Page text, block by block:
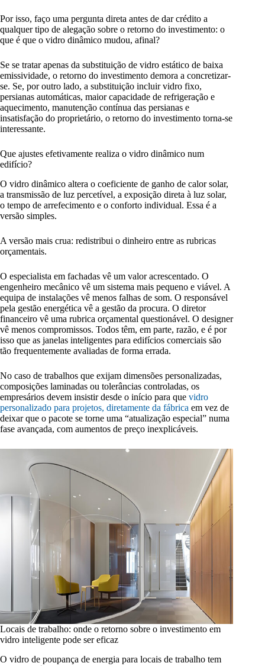
Por isso, faço uma pergunta direta antes de dar crédito a
qualquer tipo de alegação sobre o retorno do investimento: o
que é que o vidro dinâmico mudou, afinal?
Se se tratar apenas da substituição de vidro estático de baixa
emissividade, o retorno do investimento demora a concretizar-
se. Se, por outro lado, a substituição incluir vidro fixo,
persianas automáticas, maior capacidade de refrigeração e
aquecimento, manutenção contínua das persianas e
insatisfação do proprietário, o retorno do investimento torna-se
interessante.
Que ajustes efetivamente realiza o vidro dinâmico num
edifício?
O vidro dinâmico altera o coeficiente de ganho de calor solar,
a transmissão de luz percetível, a exposição direta à luz solar,
o tempo de arrefecimento e o conforto individual. Essa é a
versão simples.
A versão mais crua: redistribui o dinheiro entre as rubricas
orçamentais.
O especialista em fachadas vê um valor acrescentado. O
engenheiro mecânico vê um sistema mais pequeno e viável. A
equipa de instalações vê menos falhas de som. O responsável
pela gestão energética vê a gestão da procura. O diretor
financeiro vê uma rubrica orçamental questionável. O designer
vê menos compromissos. Todos têm, em parte, razão, e é por
isso que as janelas inteligentes para edifícios comerciais são
tão frequentemente avaliadas de forma errada.
No caso de trabalhos que exijam dimensões personalizadas,
composições laminadas ou tolerâncias controladas, os
empresários devem insistir desde o início para que vidro
personalizado para projetos, diretamente da fábrica em vez de
deixar que o pacote se torne uma “atualização especial” numa
fase avançada, com aumentos de preço inexplicáveis.
Locais de trabalho: onde o retorno sobre o investimento em
vidro inteligente pode ser eficaz
O vidro de poupança de energia para locais de trabalho tem